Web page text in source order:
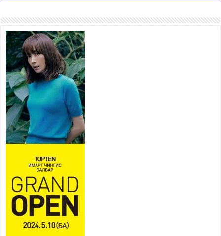
Б.Пүрэвдагва: “Урт цагаан”-ыг
залуучууд чөлөөт цагаа
өнгөрүүлдэг, жуулчид зорьж
ирдэг цэг болгоно
2026 оны 7 сар 21 / 16 цаг 47 минут
Тусгай замын автобус /BRT/
төслийн удирдах хорооны
ээлжит хуралдаан боллоо
2026 оны 7 сар 21 / 16 цаг 43 минут
Ерөнхий сайд Н.Учрал БНХАУ-аас Монгол Улсад
суугаа Элчин сайд Шэнь Миньжюанийг хүлээн
авч уулзав
2026 оны 7 сар 21 / 16 цаг 39 минут
БҮГД НАЙРАМДАХ ТАЖИКИСТАН УЛСТАЙ
ЭДИЙН ЗАСГИЙН ХАМТЫН АЖИЛЛАГААГ
ӨРГӨЖҮҮЛНЭ
2026 оны 7 сар 21 / 16 цаг 34 минут
26,992 суралцагч хотхоны бага сургуульд, 8100
суралцагч төрөлжсөн ахлах сургуульд